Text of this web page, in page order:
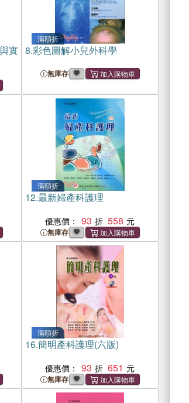
實
滿額折
8.彩色圖解小兒外科學
無庫存
滿額折
12.最新婦產科護理
優惠價： 93 558
無庫存
滿額折
16.簡明產科護理(六版)
優惠價： 93 651
無庫存